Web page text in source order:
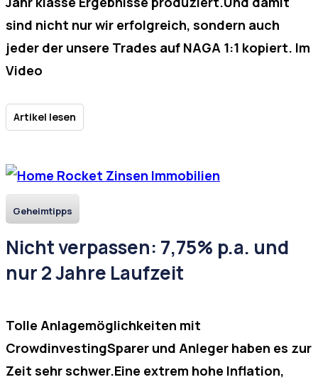
sind nicht nur wir erfolgreich, sondern auch
jeder der unsere Trades auf NAGA 1:1 kopiert. Im
Video
Artikel lesen
Geheimtipps
Nicht verpassen: 7,75% p.a. und
nur 2 Jahre Laufzeit
Tolle Anlagemöglichkeiten mit
CrowdinvestingSparer und Anleger haben es zur
Zeit sehr schwer.Eine extrem hohe Inflation,